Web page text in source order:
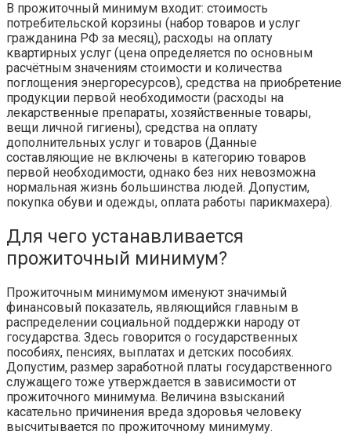
В прожиточный минимум входит: стоимость
потребительской корзины (набор товаров и услуг
гражданина РФ за месяц), расходы на оплату
квартирных услуг (цена определяется по основным
расчётным значениям стоимости и количества
поглощения энергоресурсов), средства на приобретение
продукции первой необходимости (расходы на
лекарственные препараты, хозяйственные товары,
вещи личной гигиены), средства на оплату
дополнительных услуг и товаров (Данные
составляющие не включены в категорию товаров
первой необходимости, однако без них невозможна
нормальная жизнь большинства людей. Допустим,
покупка обуви и одежды, оплата работы парикмахера).
Для чего устанавливается
прожиточный минимум?
Прожиточным минимумом именуют значимый
финансовый показатель, являющийся главным в
распределении социальной поддержки народу от
государства. Здесь говорится о государственных
пособиях, пенсиях, выплатах и детских пособиях.
Допустим, размер заработной платы государственного
служащего тоже утверждается в зависимости от
прожиточного минимума. Величина взысканий
касательно причинения вреда здоровья человеку
высчитывается по прожиточному минимуму.